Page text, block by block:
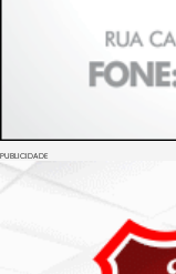
PUBLICIDADE